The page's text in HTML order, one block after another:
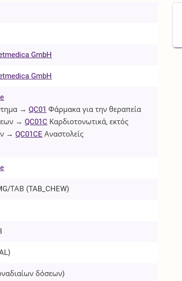
GmbH
GmbH
→QC01 Φάρμακα για την θεραπεία
→QC01C Καρδιοτονωτικά, εκτός
→QC01CE Αναστολείς
ΤΑΒ (TAB_CHEW)
)
δόσεων)